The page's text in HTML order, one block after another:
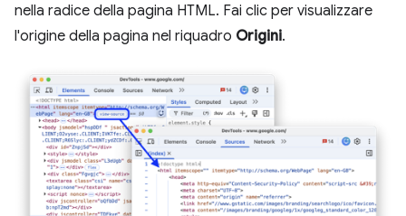
nella radice della pagina HTML. Fai clic per visualizzare
l'origine della pagina nel riquadro Origini.